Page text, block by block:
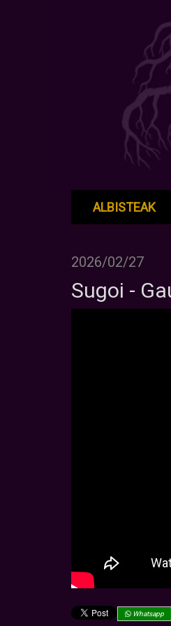
ALBISTEAK
2026/02/27
Sugoi -
Whatsapp